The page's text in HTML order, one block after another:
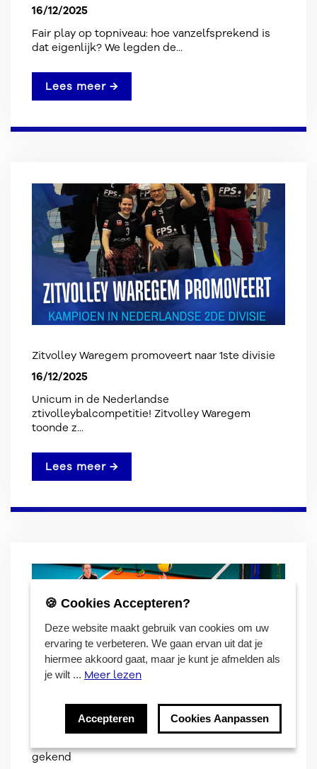
16/12/2025
Fair play op topniveau: hoe vanzelfsprekend is
dat eigenlijk? We legden de...
Lees meer →
Zitvolley Waregem promoveert naar 1ste divisie
16/12/2025
Unicum in de Nederlandse
ztivolleybalcompetitie! Zitvolley Waregem
toonde z...
Lees meer →
Locaties van de Vlaamse jeugdeindronden zijn
gekend
🍪 Cookies Accepteren?
Deze website maakt gebruik van cookies om uw
ervaring te verbeteren. We gaan ervan uit dat je
hiermee akkoord gaat, maar je kunt je afmelden als
je wilt ... Meer lezen
Accepteren Cookies Aanpassen